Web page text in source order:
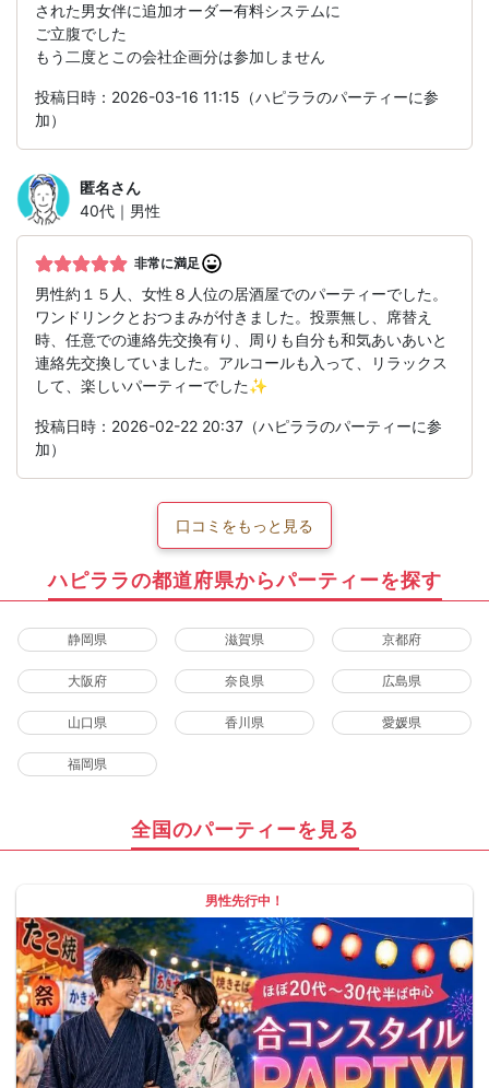
された男女伴に追加オーダー有料システムに
ご立腹でした
もう二度とこの会社企画分は参加しません
投稿日時：2026-03-16 11:15（ハピララのパーティーに参
加）
匿名さん
40代｜男性
非常に満足
男性約１５人、女性８人位の居酒屋でのパーティーでした。
ワンドリンクとおつまみが付きました。投票無し、席替え
時、任意での連絡先交換有り、周りも自分も和気あいあいと
連絡先交換していました。アルコールも入って、リラックス
して、楽しいパーティーでした✨
投稿日時：2026-02-22 20:37（ハピララのパーティーに参
加）
口コミをもっと見る
ハピララの都道府県からパーティーを探す
静岡県 滋賀県 京都府
大阪府 奈良県 広島県
山口県 香川県 愛媛県
福岡県
全国のパーティーを見る
男性先行中！